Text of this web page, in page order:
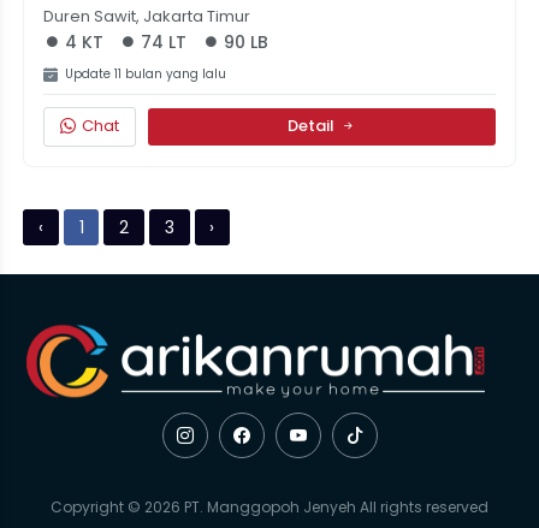
Duren Sawit, Jakarta Timur
4 KT 74 LT 90 LB
Update 11 bulan yang lalu
Chat Detail
‹ 1 2 3 ›
Copyright © 2026 PT. Manggopoh Jenyeh All rights reserved